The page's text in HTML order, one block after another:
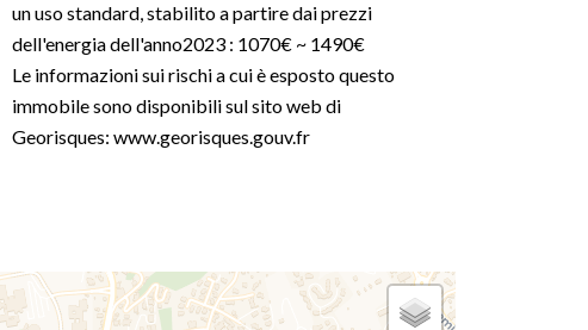
un uso standard, stabilito a partire dai prezzi
dell'energia dell'anno2023 : 1070€ ~ 1490€
Le informazioni sui rischi a cui è esposto questo
immobile sono disponibili sul sito web di
Georisques: www.georisques.gouv.fr